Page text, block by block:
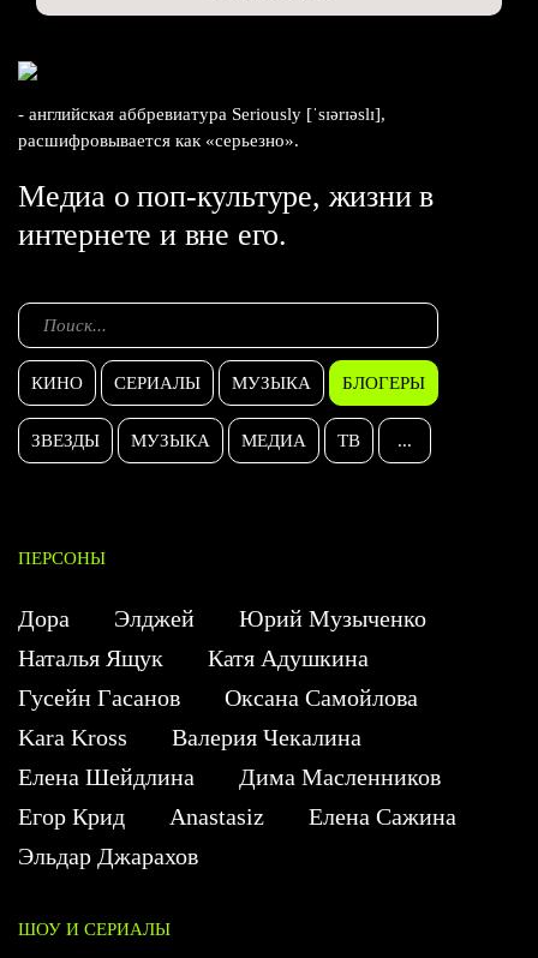
- английская аббревиатура Seriously [ˈsɪərɪəslɪ],
расшифровывается как «серьезно».
Медиа о поп-культуре, жизни в
интернете и вне его.
КИНО СЕРИАЛЫ МУЗЫКА БЛОГЕРЫ
ЗВЕЗДЫ МУЗЫКА МЕДИА ТВ ...
ПЕРСОНЫ
Дора Элджей
Юрий Музыченко
Наталья Ящук
Катя Адушкина
Гусейн Гасанов
Оксана Самойлова
Kara Kross
Валерия Чекалина
Елена Шейдлина
Дима Масленников
Егор Крид
Anastasiz
Елена Сажина
Эльдар Джарахов
ШОУ И СЕРИАЛЫ